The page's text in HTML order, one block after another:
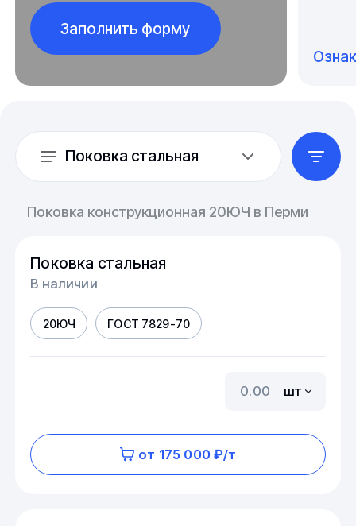
Заполнить форму
Поковка стальная
Поковка конструкционная 20ЮЧ в Перми
Поковка стальная
В наличии
20ЮЧ ГОСТ 7829-70
шт
от 175 000 ₽/т